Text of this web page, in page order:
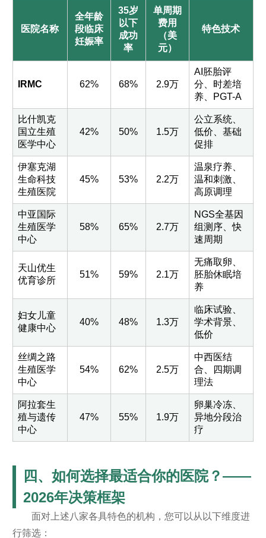
医院名称
全年龄
段临床
妊娠率
35岁
以下
成功
率
单周期
费用
（美
元）
特色技术
IRMC 62% 68% 2.9万
AI胚胎评
分、时差培
养、PGT-A
比什凯克
国立生殖
医学中心
42% 50% 1.5万
公立系统、
低价、基础
促排
伊塞克湖
生命科技
生殖医院
45% 53% 2.2万
温泉疗养、
温和刺激、
高原调理
中亚国际
生殖医学
中心
58% 65% 2.7万
NGS全基因
组测序、快
速周期
天山优生
优育诊所
51% 59% 2.1万
无痛取卵、
胚胎休眠培
养
妇女儿童
健康中心
40% 48% 1.3万
临床试验、
学术背景、
低价
丝绸之路
生殖医学
中心
54% 62% 2.5万
中西医结
合、四期调
理法
阿拉套生
殖与遗传
中心
47% 55% 1.9万
卵巢冷冻、
异地分段治
疗
四、如何选择最适合你的医院？——
2026年决策框架
面对上述八家各具特色的机构，您可以从以下维度进
行筛选：